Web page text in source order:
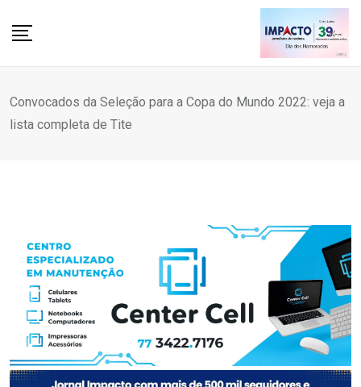
Convocados da Seleção para a Copa do Mundo 2022: veja a
lista completa de Tite